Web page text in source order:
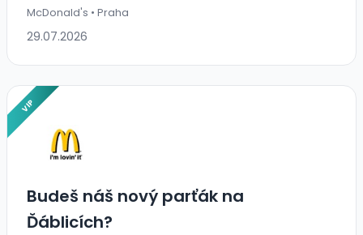
McDonald's • Praha
29.07.2026
VIP
Budeš náš nový parťák na
Ďáblicích?